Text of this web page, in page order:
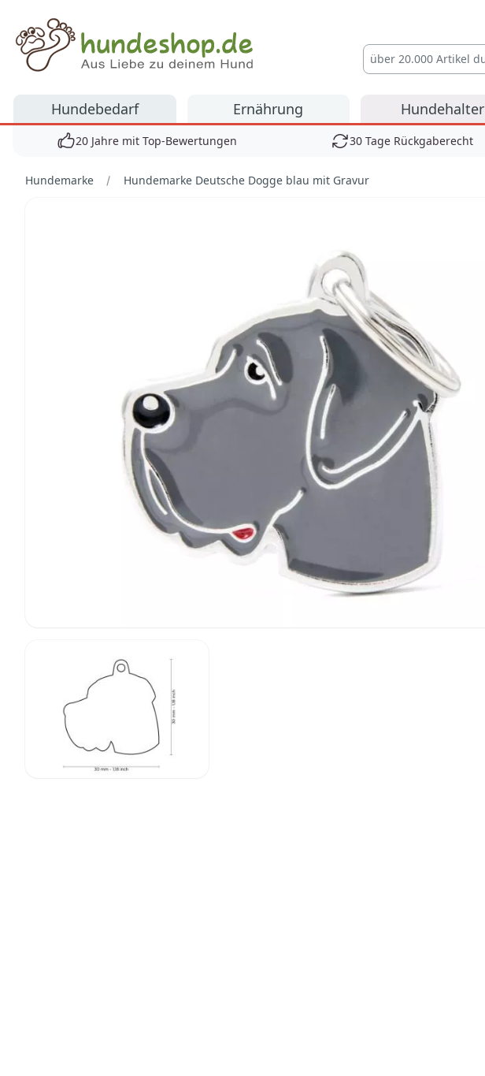
Hundeshop.de
Hundebedarf Ernährung Hundehalter
20 Jahre mit Top-Bewertungen 30 Tage Rückgaberecht
Hundemarke Hundemarke Deutsche Dogge blau mit Gravur